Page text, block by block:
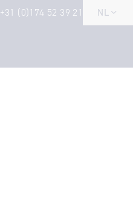
+31 (0)174 52 39 21 NL